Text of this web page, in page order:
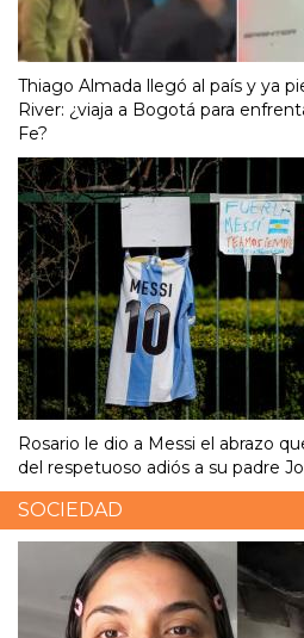
Thiago Almada llegó al país y ya
River: ¿viaja a Bogotá para
Fe?
Rosario le dio a Messi el abrazo
del respetuoso adiós a su padre
SOCIEDAD